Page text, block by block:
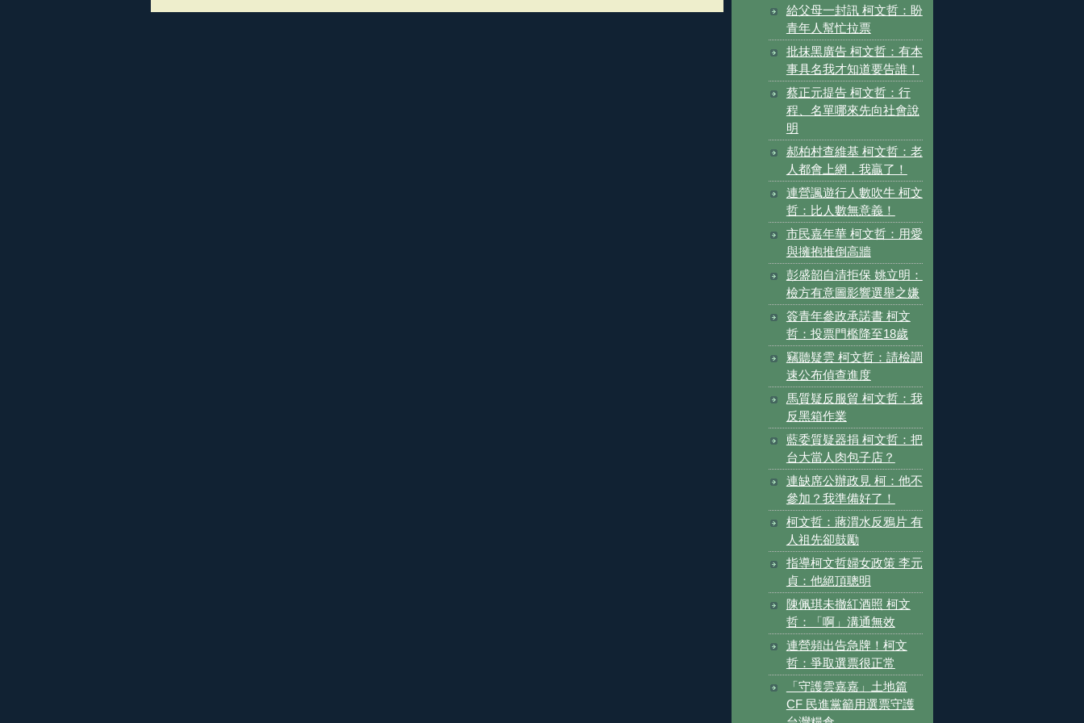
給父母一封訊 柯文哲：盼
青年人幫忙拉票
批抹黑廣告 柯文哲：有本
事具名我才知道要告誰！
蔡正元提告 柯文哲：行
程、名單哪來先向社會說
明
郝柏村查維基 柯文哲：老
人都會上網，我贏了！
連營諷遊行人數吹牛 柯文
哲：比人數無意義！
市民嘉年華 柯文哲：用愛
與擁抱推倒高牆
彭盛韶自清拒保 姚立明：
檢方有意圖影響選舉之嫌
簽青年參政承諾書 柯文
哲：投票門檻降至18歲
竊聽疑雲 柯文哲：請檢調
速公布偵查進度
馬質疑反服貿 柯文哲：我
反黑箱作業
藍委質疑器捐 柯文哲：把
台大當人肉包子店？
連缺席公辦政見 柯：他不
參加？我準備好了！
柯文哲：蔣渭水反鴉片 有
人祖先卻鼓勵
指導柯文哲婦女政策 李元
貞：他絕頂聰明
陳佩琪未撤紅酒照 柯文
哲：「啊」溝通無效
連營頻出告急牌！柯文
哲：爭取選票很正常
「守護雲嘉嘉」土地篇
CF 民進黨籲用選票守護